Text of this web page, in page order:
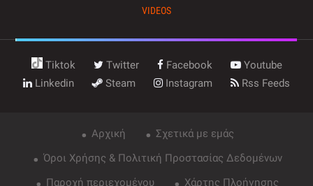
VIDEOS
Tiktok Twitter Facebook
Youtube
Linkedin
Steam Instagram Rss Feeds
Αρχική
Σχετικά με εμάς
Όροι Χρήσης & Πολιτική Προστασίας Δεδομένων
Παροχή περιεχομένου
Χάρτης Πλοήγησης